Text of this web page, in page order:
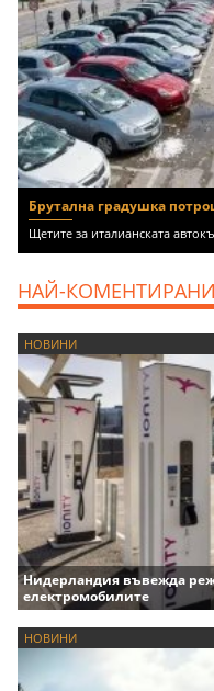
Брутална градушка
Щетите за италианската
НАЙ-КОМЕНТИРАНИ
НОВИНИ
Нидерландия въвежда
електромобилите
НОВИНИ